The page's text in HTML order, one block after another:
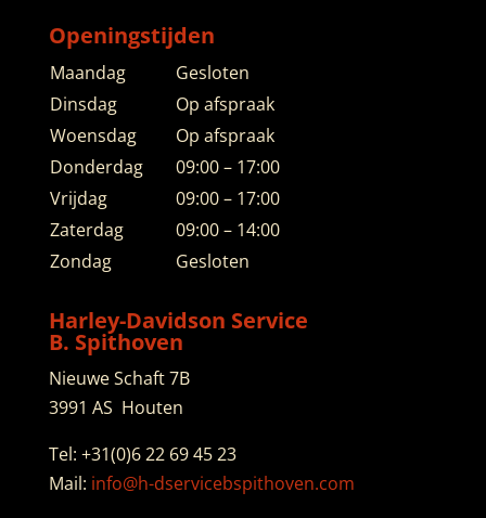
Openingstijden
Maandag
Gesloten
Dinsdag
Op afspraak
Woensdag
Op afspraak
Donderdag
09:00 – 17:00
Vrijdag
09:00 – 17:00
Zaterdag
09:00 – 14:00
Zondag
Gesloten
Harley-Davidson Service
B. Spithoven
Nieuwe Schaft 7B
3991 AS Houten
Tel: +31(0)6 22 69 45 23
Mail: info@h-dservicebspithoven.com